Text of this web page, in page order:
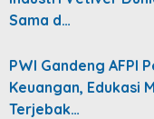
Sama d…
PWI Gandeng AFPI
Keuangan, Edukasi
Terjebak…